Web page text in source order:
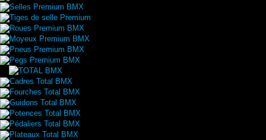
Selles Premium BMX
Tiges de selle Premium
Roues Premium BMX
Moyeux Premium BMX
Pneus Premium BMX
Pegs Premium BMX
Cadres Total BMX
Fourches Total BMX
Guidons Total BMX
Potences Total BMX
Pédaliers Total BMX
Plateaux Total BMX